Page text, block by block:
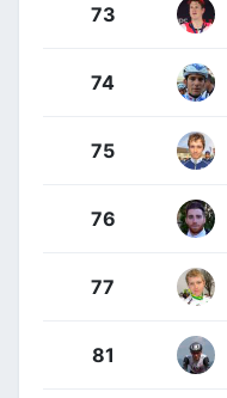
73
74
75
76
77
81